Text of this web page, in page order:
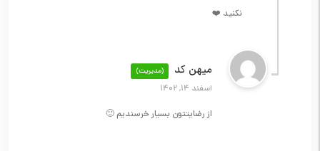
نکنید ❤️
میهن کد (مدیریت)
اسفند 14, 1402
از رضایتتون بسیار خرسندیم 🙂